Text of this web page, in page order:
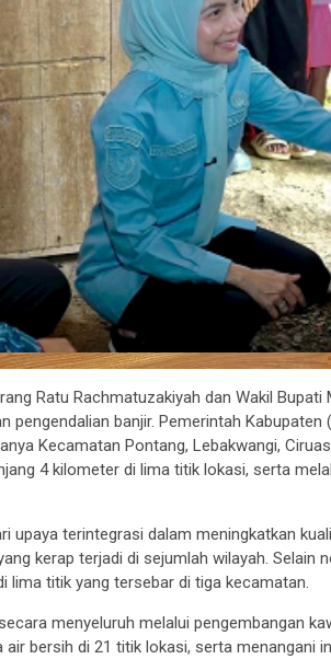
Ratu Rachmatuzakiyah dan Wakil
pengendalian banjir. Pemerintah
Kecamatan Pontang, Lebakwangi,
4 kilometer di lima titik lokasi, serta
upaya terintegrasi dalam meningkatkan
kerap terjadi di sejumlah wilayah. Selain
lima titik yang tersebar di tiga kecamatan.
menyeluruh melalui pengembangan
air bersih di 21 titik lokasi, serta menangani